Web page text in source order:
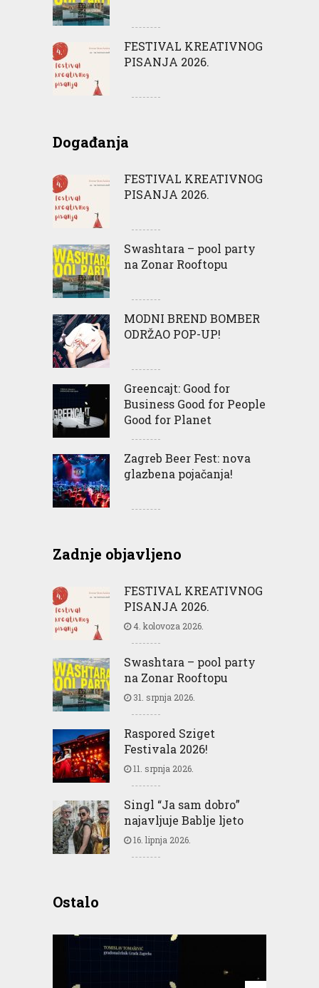
FESTIVAL KREATIVNOG
PISANJA 2026.
Događanja
FESTIVAL KREATIVNOG
PISANJA 2026.
Swashtara – pool party
na Zonar Rooftopu
MODNI BREND BOMBER
ODRŽAO POP-UP!
Greencajt: Good for
Business Good for People
Good for Planet
Zagreb Beer Fest: nova
glazbena pojačanja!
Zadnje objavljeno
FESTIVAL KREATIVNOG
PISANJA 2026.
4. kolovoza 2026.
Swashtara – pool party
na Zonar Rooftopu
31. srpnja 2026.
Raspored Sziget
Festivala 2026!
11. srpnja 2026.
Singl “Ja sam dobro”
najavljuje Bablje ljeto
16. lipnja 2026.
Ostalo